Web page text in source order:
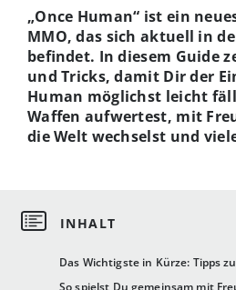
Das Wichtigste in Kürze: Tipps
So spielst Du gemeinsam mit
„Once Human“ ist ein
MMO, das sich aktuell in
befindet. In diesem Guide
und Tricks, damit Dir der
Human möglichst leicht
Waffen aufwertest, mit
die Welt wechselst und